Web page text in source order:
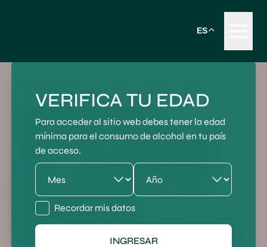
ES
VERIFICA TU EDAD
Para acceder al sitio web debes tener la edad
mínima para el consumo de alcohol en tu país
de acceso.
Recordar mis datos
INGRESAR
CARTAVIO RUM
COMPANY SE ASOCIA
CON LA MAR MADRID
PARA OFRECER UNA
EXPERIENCIA
GASTRONÓMICA ÚNICA